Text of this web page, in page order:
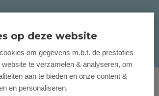
op deze website
om gegevens m.b.t. de prestaties
te verzamelen & analyseren, om
aan te bieden en onze content &
en personaliseren.